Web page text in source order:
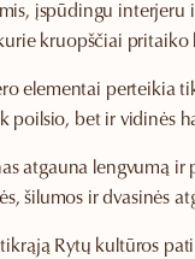
įspūdingu
kruopščiai
elementai perteikia
poilsio, bet ir vidinės
atgauna lengvumą ir
šilumos ir dvasinės
Rytų kultūros